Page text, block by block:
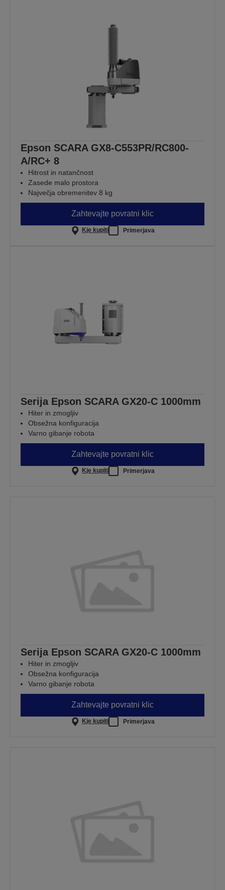
Epson SCARA GX8-C553PR/RC800-
A/RC+ 8
Hitrost in natančnost
Zasede malo prostora
Največja obremenitev 8 kg
Zahtevajte povratni klic
Kje kupiti Primerjava
Serija Epson SCARA GX20-C 1000mm
Hiter in zmogljiv
Obsežna konfiguracija
Varno gibanje robota
Zahtevajte povratni klic
Kje kupiti Primerjava
Serija Epson SCARA GX20-C 1000mm
Hiter in zmogljiv
Obsežna konfiguracija
Varno gibanje robota
Zahtevajte povratni klic
Kje kupiti Primerjava